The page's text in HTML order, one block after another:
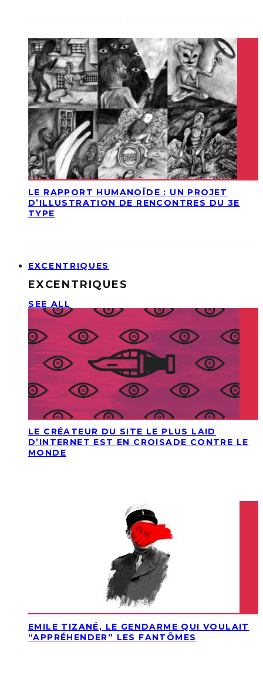
LE RAPPORT HUMANOÏDE : UN PROJET
D’ILLUSTRATION DE RENCONTRES DU 3E
TYPE
EXCENTRIQUES
EXCENTRIQUES
SEE ALL
LE CRÉATEUR DU SITE LE PLUS LAID
D’INTERNET EST EN CROISADE CONTRE LE
MONDE
EMILE TIZANÉ, LE GENDARME QUI VOULAIT
“APPRÉHENDER” LES FANTÔMES